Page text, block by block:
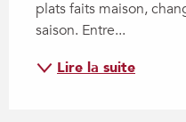
plats faits maison,
saison. Entre...
Lire la suite